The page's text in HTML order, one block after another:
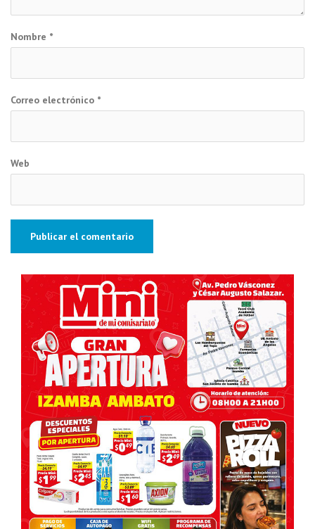
Nombre *
Correo electrónico *
Web